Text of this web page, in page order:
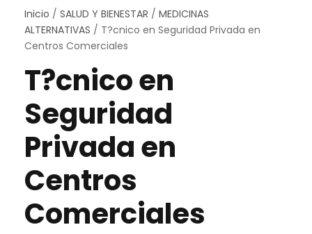
Inicio / SALUD Y BIENESTAR / MEDICINAS
ALTERNATIVAS / T?cnico en Seguridad Privada en
Centros Comerciales
T?cnico en
Seguridad
Privada en
Centros
Comerciales